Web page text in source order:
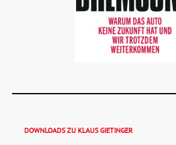
DOWNLOADS ZU KLAUS GIETINGER